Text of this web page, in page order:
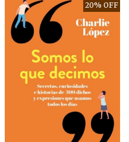
20% OFF